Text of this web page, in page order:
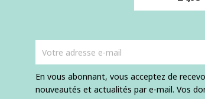
En vous abonnant, vous acceptez de
nouveautés et actualités par e-mail. Vos